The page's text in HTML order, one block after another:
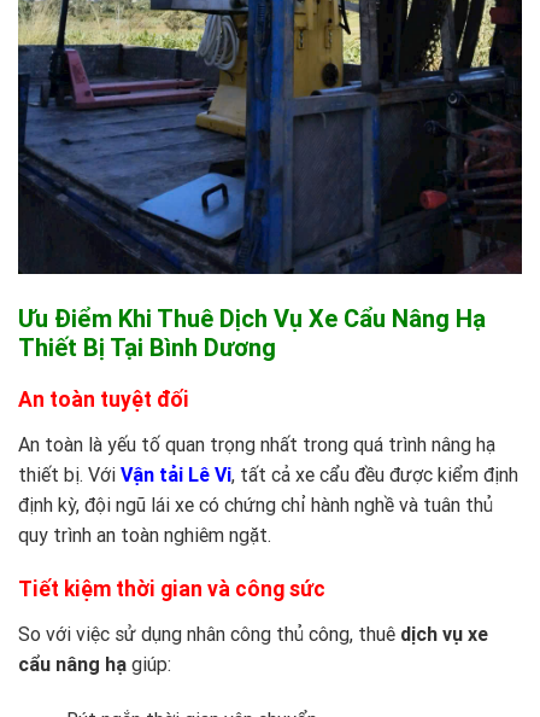
Ưu Điểm Khi Thuê Dịch Vụ Xe Cẩu Nâng Hạ
Thiết Bị Tại Bình Dương
An toàn tuyệt đối
An toàn là yếu tố quan trọng nhất trong quá trình nâng hạ
thiết bị. Với Vận tải Lê Vi, tất cả xe cẩu đều được kiểm định
định kỳ, đội ngũ lái xe có chứng chỉ hành nghề và tuân thủ
quy trình an toàn nghiêm ngặt.
Tiết kiệm thời gian và công sức
So với việc sử dụng nhân công thủ công, thuê dịch vụ xe
cẩu nâng hạ giúp: